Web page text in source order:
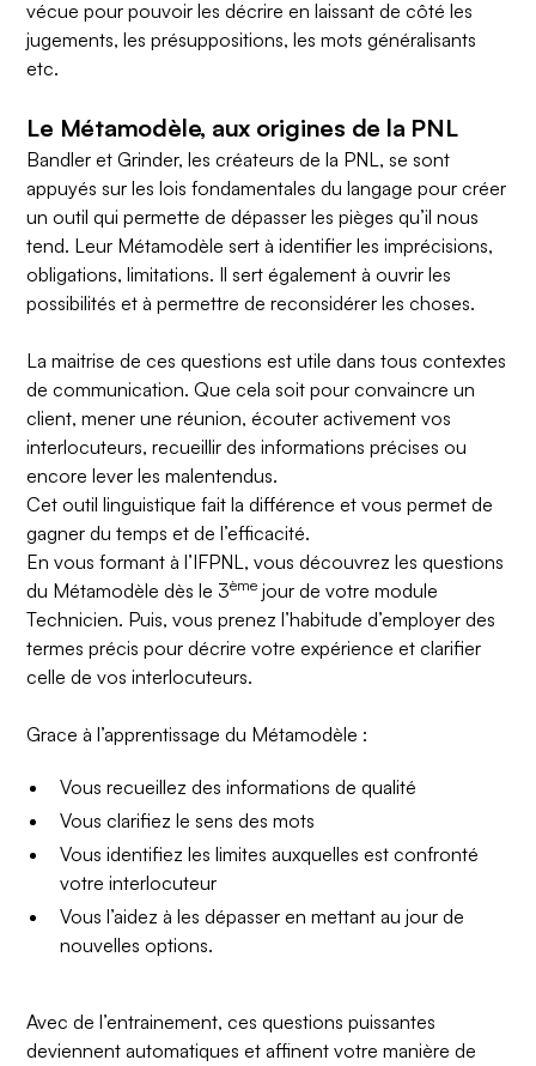
vécue pour pouvoir les décrire en laissant de côté les
jugements, les présuppositions, les mots généralisants
etc.
Le Métamodèle, aux origines de la PNL
Bandler et Grinder, les créateurs de la PNL, se sont
appuyés sur les lois fondamentales du langage pour créer
un outil qui permette de dépasser les pièges qu’il nous
tend. Leur Métamodèle sert à identifier les imprécisions,
obligations, limitations. Il sert également à ouvrir les
possibilités et à permettre de reconsidérer les choses.
La maitrise de ces questions est utile dans tous contextes
de communication. Que cela soit pour convaincre un
client, mener une réunion, écouter activement vos
interlocuteurs, recueillir des informations précises ou
encore lever les malentendus.
Cet outil linguistique fait la différence et vous permet de
gagner du temps et de l’efficacité.
En vous formant àl’IFPNL, vous découvrez les questions
du Métamodèle dès le 3ème jour de votre module
Technicien. Puis, vous prenez l’habitude d’employer des
termes précis pour décrire votre expérience et clarifier
celle de vos interlocuteurs.
Grace à l’apprentissage du Métamodèle :
Vous recueillez des informations de qualité
Vous clarifiez le sens des mots
Vous identifiez les limites auxquelles est confronté
votre interlocuteur
Vous l’aidez à les dépasser en mettant au jour de
nouvelles options.
Avec de l’entrainement, ces questions puissantes
deviennent automatiques et affinent votre manière de